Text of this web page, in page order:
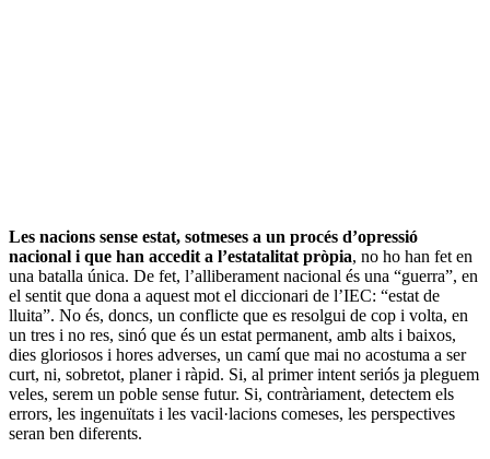
Les nacions sense estat, sotmeses a un procés d’opressió
nacional i que han accedit a l’estatalitat pròpia, no ho han fet en
una batalla única. De fet, l’alliberament nacional és una “guerra”, en
el sentit que dona a aquest mot el diccionari de l’IEC: “estat de
lluita”. No és, doncs, un conflicte que es resolgui de cop i volta, en
un tres i no res, sinó que és un estat permanent, amb alts i baixos,
dies gloriosos i hores adverses, un camí que mai no acostuma a ser
curt, ni, sobretot, planer i ràpid. Si, al primer intent seriós ja pleguem
veles, serem un poble sense futur. Si, contràriament, detectem els
errors, les ingenuïtats i les vacil·lacions comeses, les perspectives
seran ben diferents.